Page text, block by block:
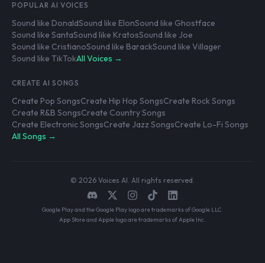
POPULAR AI VOICES
Sound like DonaldSound like ElonSound like Ghostface
Sound like SantaSound like KratosSound like Joe
Sound like CristianoSound like BarackSound like Villager
Sound like TikTokAll Voices →
CREATE AI SONGS
Create Pop SongsCreate Hip Hop SongsCreate Rock Songs
Create R&B SongsCreate Country Songs
Create Electronic SongsCreate Jazz SongsCreate Lo-Fi Songs
All Songs →
© 2026 Voices AI. All rights reserved.
Google Play and the Google Play logo are trademarks of Google LLC.
App Store and Apple logo are trademarks of Apple Inc.